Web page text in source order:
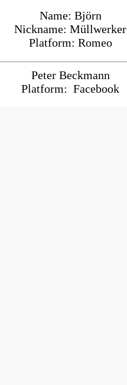
Name: Björn
Nickname: Müllwerker
Platform: Romeo
Peter Beckmann
Platform: Facebook